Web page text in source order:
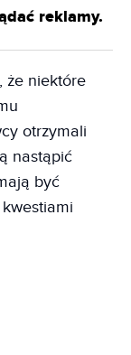
reklamy.
, że niektóre
otrzymali
nastąpić
być